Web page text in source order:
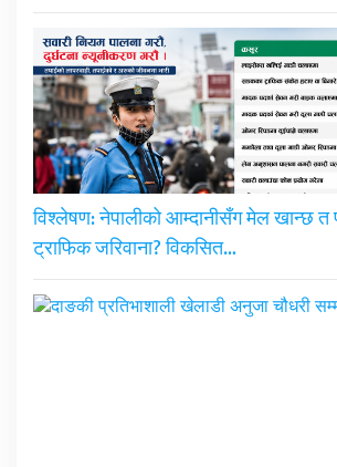
विश्लेषण: नेपालीको आम्दानीसँग मेल खान्छ त
ट्राफिक जरिवाना? विकसित…